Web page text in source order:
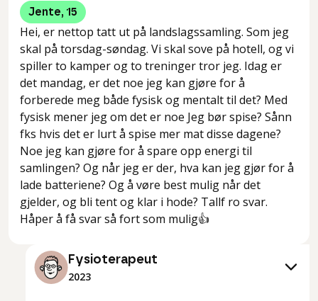
Jente, 15
Hei, er nettop tatt ut på landslagssamling. Som jeg
skal på torsdag-søndag. Vi skal sove på hotell, og vi
spiller to kamper og to treninger tror jeg. Idag er
det mandag, er det noe jeg kan gjøre for å
forberede meg både fysisk og mentalt til det? Med
fysisk mener jeg om det er noe Jeg bør spise? Sånn
fks hvis det er lurt å spise mer mat disse dagene?
Noe jeg kan gjøre for å spare opp energi til
samlingen? Og når jeg er der, hva kan jeg gjør for å
lade batteriene? Og å vøre best mulig når det
gjelder, og bli tent og klar i hode? Tallf ro svar.
Håper å få svar så fort som mulig👍
Fysioterapeut
2023